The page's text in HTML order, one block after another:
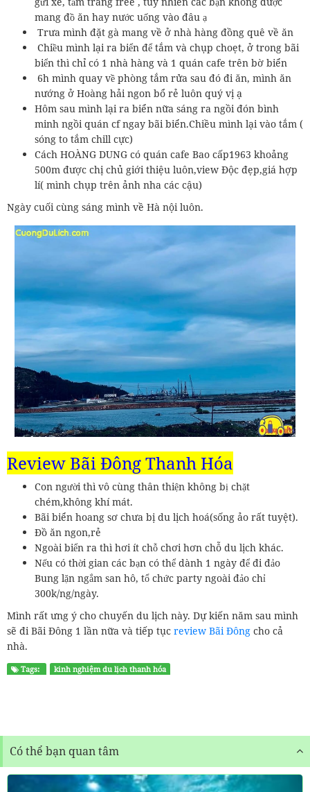
mang đồ ăn hay nước uống vào đâu ạ
Trưa mình đặt gà mang về ở nhà hàng đồng quê về ăn
Chiều mình lại ra biển để tắm và chụp choẹt, ở trong bãi
biển thì chỉ có 1 nhà hàng và 1 quán cafe trên bờ biển
6h mình quay về phòng tắm rửa sau đó đi ăn, mình ăn
nướng ở Hoàng hải ngon bổ rẻ luôn quý vị ạ
Hôm sau mình lại ra biển nữa sáng ra ngồi đón bình
minh ngồi quán cf ngay bãi biển.Chiều mình lại vào tắm (
sóng to tắm chill cực)
Cách HOÀNG DUNG có quán cafe Bao cấp1963 khoảng
500m được chị chủ giới thiệu luôn,view Độc đẹp,giá hợp
lí( mình chụp trên ảnh nha các cậu)
Ngày cuối cùng sáng mình về Hà nội luôn.
Review Bãi Đông Thanh Hóa
Con người thì vô cùng thân thiện không bị chặt
chém,không khí mát.
Bãi biển hoang sơ chưa bị du lịch hoá(sống ảo rất tuyệt).
Đồ ăn ngon,rẻ
Ngoài biển ra thì hơi ít chỗ chơi hơn chỗ du lịch khác.
Nếu có thời gian các bạn có thể dành 1 ngày để đi đảo
Bung lặn ngắm san hô, tổ chức party ngoài đảo chỉ
300k/ng/ngày.
Mình rất ưng ý cho chuyến du lịch này. Dự kiến năm sau mình
sẽ đi Bãi Đông 1 lần nữa và tiếp tục review Bãi Đông cho cả
nhà.
Tags: kinh nghiệm du lịch thanh hóa
Có thể bạn quan tâm